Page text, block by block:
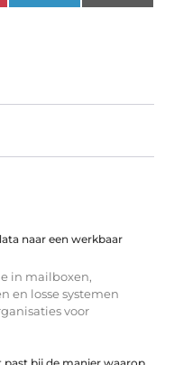
naar een werkbaar
in mailboxen,
en losse systemen
voor